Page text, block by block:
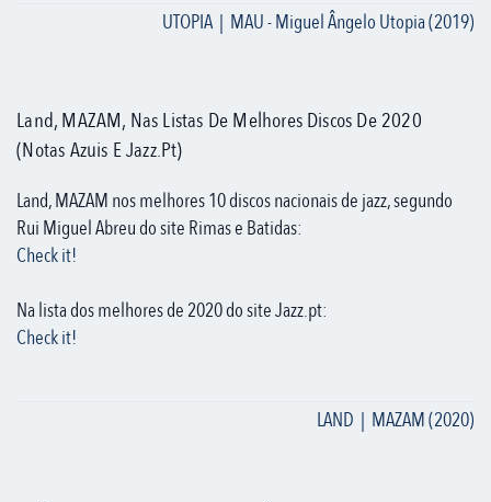
UTOPIA | MAU - Miguel Ângelo Utopia (2019)
Land, MAZAM, Nas Listas De Melhores Discos De 2020
(Notas Azuis E Jazz.pt)
Land, MAZAM nos melhores 10 discos nacionais de jazz, segundo
Rui Miguel Abreu do site Rimas e Batidas:
Check it!
Na lista dos melhores de 2020 do site Jazz.pt:
Check it!
LAND | MAZAM (2020)